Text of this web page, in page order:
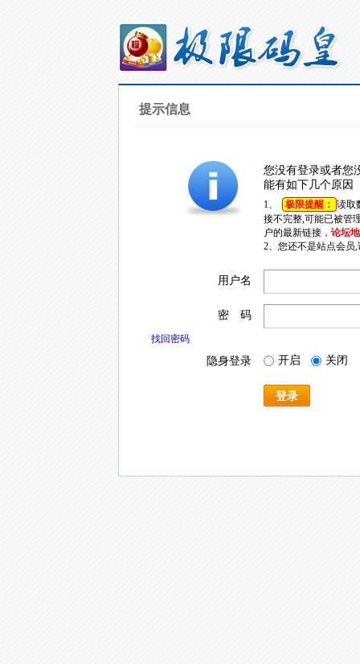
提示信息
您没有登录或者您
能有如下几个原因
1、 极限提醒： 读取
接不完整,可能已被管
户的最新链接， 论坛
2、您还不是站点会员
用户名
密 码
找回密码
隐身登录 开启 关闭
登录